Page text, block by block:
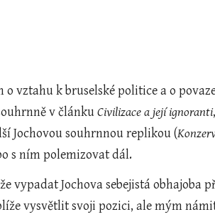
vztahu k bruselské politice a o
v článku Civilizace a její ignoranti
Jochovou souhrnnou replikou (
s ním polemizovat dál.
vypadat Jochova sebejistá obhajoba
vysvětlit svoji pozici, ale mým